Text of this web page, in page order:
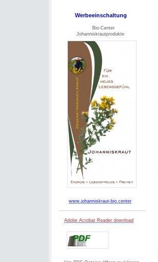
Werbeeinschaltung
Bio-Center
Johanniskrautprodukte
www.johanniskraut-bio.center
Adobe Acrobat Reader download